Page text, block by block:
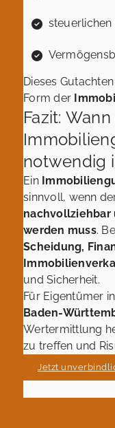
Dieses
Form der
Fazit:
notwendig
Ein
sinnvoll, wenn
nachvollziehbar
werden muss.
Scheidung,
und Sicherheit.
Für Eigentümer in
Baden-
Wertermittlung
zu treffen und
Jetzt